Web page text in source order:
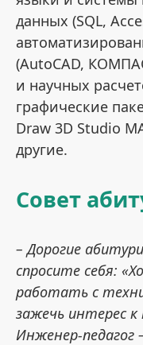
данных (SQL,
(AutoCAD,
и научных
графические
Draw 3D Studio
другие.
Совет
– Дорогие
спросите себя:
работать с
зажечь интерес к
Инженер-педагог